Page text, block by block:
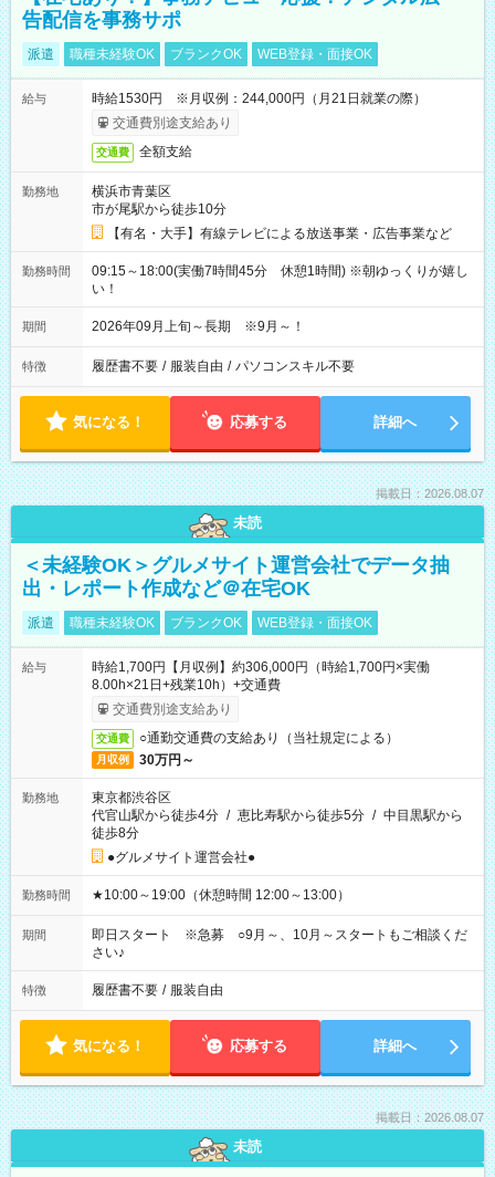
告配信を事務サポ
派遣 職種未経験OK ブランクOK WEB登録・面接OK
給与
時給1530円 ※月収例：244,000円（月21日就業の際）
交通費別途支給あり
交通費 全額支給
勤務地
横浜市青葉区
市が尾駅から徒歩10分
【有名・大手】有線テレビによる放送事業・広告事業など
勤務時間
09:15～18:00(実働7時間45分 休憩1時間) ※朝ゆっくりが嬉し
い！
期間 2026年09月上旬～長期 ※9月～！
特徴 履歴書不要 / 服装自由 / パソコンスキル不要
気になる！ 応募する 詳細へ
掲載日：2026.08.07
未読
＜未経験OK＞グルメサイト運営会社でデータ抽
出・レポート作成など＠在宅OK
派遣 職種未経験OK ブランクOK WEB登録・面接OK
給与
時給1,700円【月収例】約306,000円（時給1,700円×実働
8.00h×21日+残業10h）+交通費
交通費別途支給あり
交通費 ○通勤交通費の支給あり（当社規定による）
月収例 30万円～
勤務地
東京都渋谷区
代官山駅から徒歩4分 / 恵比寿駅から徒歩5分 / 中目黒駅から
徒歩8分
●グルメサイト運営会社●
勤務時間 ★10:00～19:00（休憩時間 12:00～13:00）
期間
即日スタート ※急募 ○9月～、10月～スタートもご相談くだ
さい♪
特徴 履歴書不要 / 服装自由
気になる！ 応募する 詳細へ
掲載日：2026.08.07
未読